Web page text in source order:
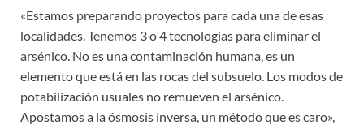
«Estamos preparando proyectos para cada una de esas
localidades. Tenemos 3 o 4 tecnologías para eliminar el
arsénico. No es una contaminación humana, es un
elemento que está en las rocas del subsuelo. Los modos de
potabilización usuales no remueven el arsénico.
Apostamos a la ósmosis inversa, un método que es caro»,